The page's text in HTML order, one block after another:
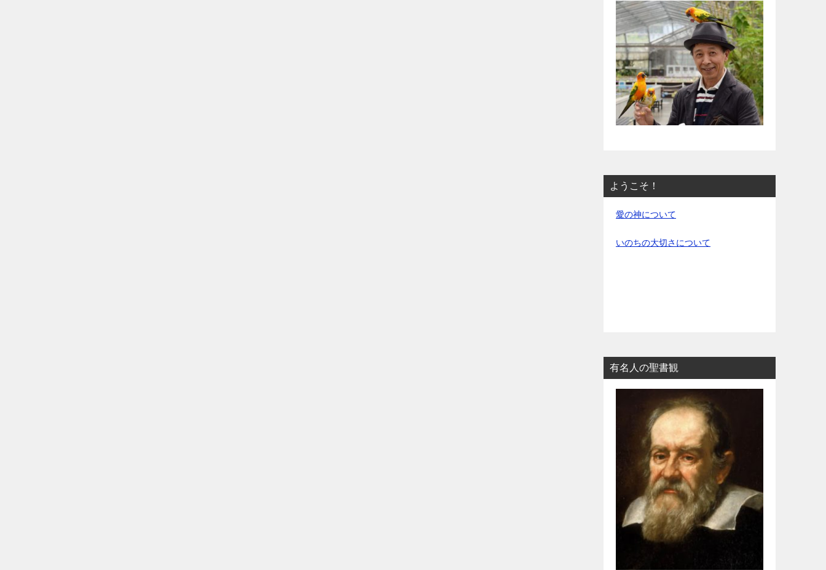
ようこそ！
愛の神について
いのちの大切さについて
有名人の聖書観